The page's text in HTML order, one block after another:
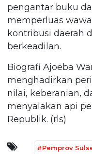
pengantar buku
memperluas
kontribusi daerah
berkeadilan.
Biografi Ajoeba
menghadirkan
nilai, keberanian,
menyalakan api
Republik. (rls)
#Pemprov